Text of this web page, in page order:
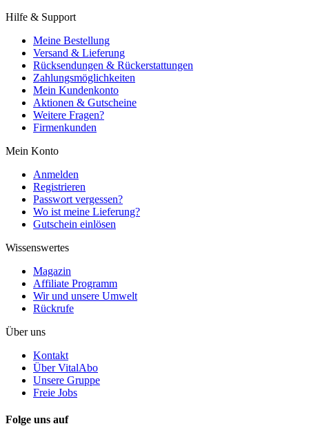
Hilfe & Support
Meine Bestellung
Versand & Lieferung
Rücksendungen & Rückerstattungen
Zahlungsmöglichkeiten
Mein Kundenkonto
Aktionen & Gutscheine
Weitere Fragen?
Firmenkunden
Mein Konto
Anmelden
Registrieren
Passwort vergessen?
Wo ist meine Lieferung?
Gutschein einlösen
Wissenswertes
Magazin
Affiliate Programm
Wir und unsere Umwelt
Rückrufe
Über uns
Kontakt
Über VitalAbo
Unsere Gruppe
Freie Jobs
Folge uns auf